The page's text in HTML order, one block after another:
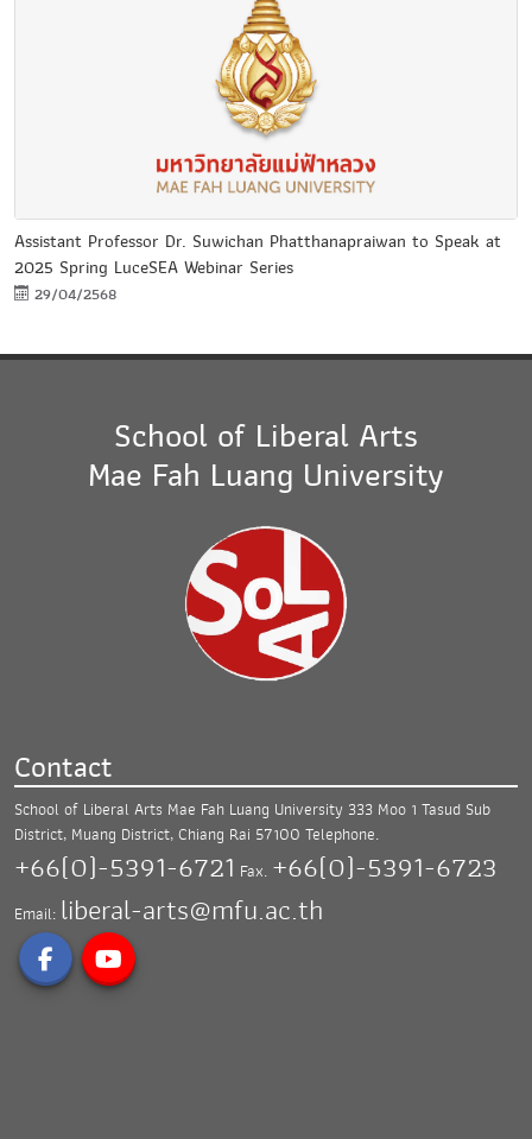
Assistant Professor Dr. Suwichan Phatthanapraiwan to Speak at
2025 Spring LuceSEA Webinar Series
29/04/2568
School of Liberal Arts
Mae Fah Luang University
Contact
School of Liberal Arts Mae Fah Luang University 333 Moo 1 Tasud Sub
District, Muang District,Chiang Rai 57100 Telephone.
+66(0)-5391-6721 Fax. +66(0)-5391-6723
Email: liberal-arts@mfu.ac.th